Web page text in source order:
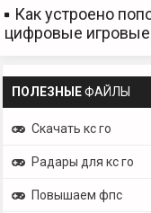
Как устроено
цифровые игровые
ПОЛЕЗНЫЕФАЙЛЫ
Скачать кс го
Радары для кс го
Повышаем фпс